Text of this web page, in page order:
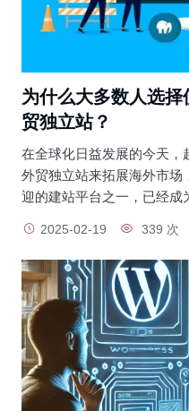
为什么大多数人选
贸独立站？
在全球化日益发展的今天，
外贸独立站来拓展海外市场
迎的建站平台之一，已经
2025-02-19 339 次